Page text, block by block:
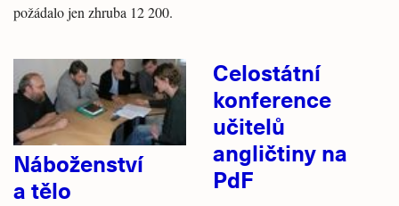
požádalo jen zhruba 12 200.
Náboženství
a tělo
Celostátní
konference
učitelů
angličtiny na
PdF